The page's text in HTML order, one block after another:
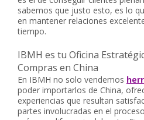
sabemos que justo esto, es lo
en mantener relaciones
tiempo.
IBMH es tu Oficina
Compras en China
En IBMH no solo vendemos
poder importarlos de China,
experiencias que resultan
partes involucradas en el